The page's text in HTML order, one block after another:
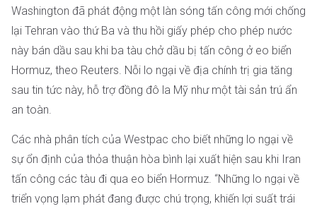
Washington đã phát động một làn sóng tấn công mới chống
lại Tehran vào thứ Ba và thu hồi giấy phép cho phép nước
này bán dầu sau khi ba tàu chở dầu bị tấn công ở eo biển
Hormuz, theo Reuters. Nỗi lo ngại về địa chính trị gia tăng
sau tin tức này, hỗ trợ đồng đô la Mỹ như một tài sản trú ẩn
an toàn.
Các nhà phân tích của Westpac cho biết những lo ngại về
sự ổn định của thỏa thuận hòa bình lại xuất hiện sau khi Iran
tấn công các tàu đi qua eo biển Hormuz. “Những lo ngại về
triển vọng lạm phát đang được chú trọng, khiến lợi suất trái